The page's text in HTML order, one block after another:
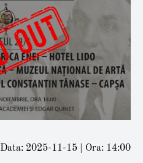
Data: 2025-11-15 | Ora: 14:00